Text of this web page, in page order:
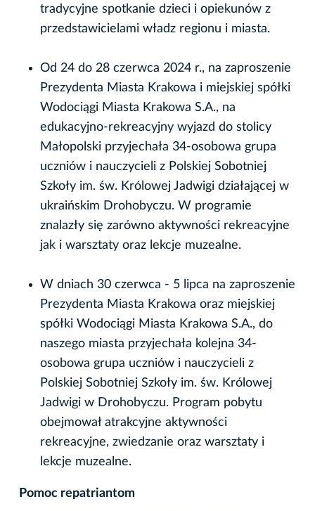
tradycyjne spotkanie dzieci i opiekunów z
przedstawicielami władz regionu i miasta.
Od 24 do 28 czerwca 2024 r., na zaproszenie
Prezydenta Miasta Krakowa i miejskiej spółki
Wodociągi Miasta Krakowa S.A., na
edukacyjno-rekreacyjny wyjazd do stolicy
Małopolski przyjechała 34-osobowa grupa
uczniów i nauczycieli z Polskiej Sobotniej
Szkoły im. św. Królowej Jadwigi działającej w
ukraińskim Drohobyczu. W programie
znalazły się zarówno aktywności rekreacyjne
jak i warsztaty oraz lekcje muzealne.
W dniach 30 czerwca - 5 lipca na zaproszenie
Prezydenta Miasta Krakowa oraz miejskiej
spółki Wodociągi Miasta Krakowa S.A., do
naszego miasta przyjechała kolejna 34-
osobowa grupa uczniów i nauczycieli z
Polskiej Sobotniej Szkoły im. św. Królowej
Jadwigi w Drohobyczu. Program pobytu
obejmował atrakcyjne aktywności
rekreacyjne, zwiedzanie oraz warsztaty i
lekcje muzealne.
Pomoc repatriantom